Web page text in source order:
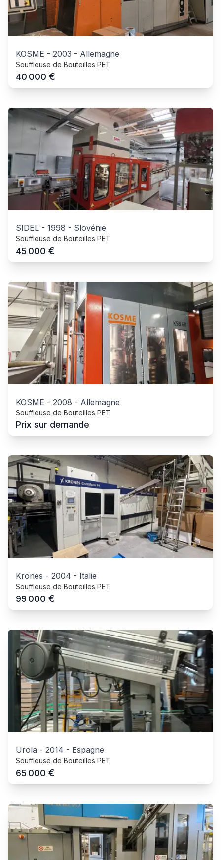
KOSME - 2003 - Allemagne
Souffleuse de Bouteilles PET
40 000 €
SIDEL - 1998 - Slovénie
Souffleuse de Bouteilles PET
45 000 €
KOSME - 2008 - Allemagne
Souffleuse de Bouteilles PET
Prix sur demande
Krones - 2004 - Italie
Souffleuse de Bouteilles PET
99 000 €
Urola - 2014 - Espagne
Souffleuse de Bouteilles PET
65 000 €